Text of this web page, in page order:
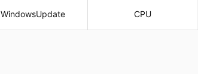
WindowsUpdate CPU